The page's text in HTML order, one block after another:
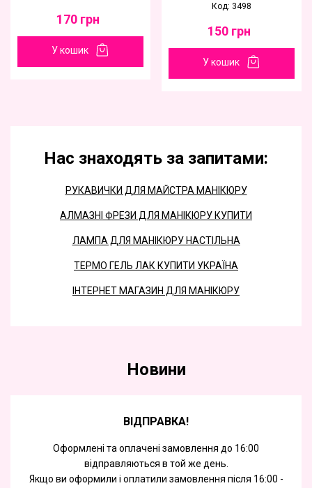
170 грн
У кошик
Код: 3498
150 грн
У кошик
Нас знаходять за запитами:
РУКАВИЧКИ ДЛЯ МАЙСТРА МАНІКЮРУ
АЛМАЗНІ ФРЕЗИ ДЛЯ МАНІКЮРУ КУПИТИ
ЛАМПА ДЛЯ МАНІКЮРУ НАСТІЛЬНА
ТЕРМО ГЕЛЬ ЛАК КУПИТИ УКРАЇНА
ІНТЕРНЕТ МАГАЗИН ДЛЯ МАНІКЮРУ
Новини
ВІДПРАВКА!
Оформлені та оплачені замовлення до 16:00
відправляються в той же день.
Якщо ви оформили і оплатили замовлення після 16:00 -